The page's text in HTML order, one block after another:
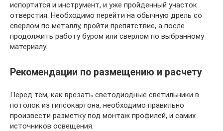
испортится и инструмент, и уже пройденный участок
отверстия. Необходимо перейти на обычную дрель со
сверлом по металлу, пройти препятствие, а после
продолжить работу буром или сверлом по выбранному
материалу.
Рекомендации по размещению и расчету
Перед тем, как врезать светодиодные светильники в
потолок из гипсокартона, необходимо правильно
произвести разметку под монтаж профилей, и самих
источников освещения.